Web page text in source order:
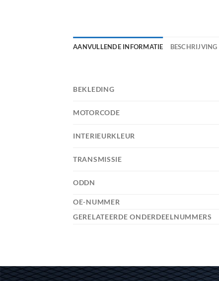
AANVULLENDE INFORMATIE BESCHRIJVING
BEKLEDING
MOTORCODE
INTERIEURKLEUR
TRANSMISSIE
ODDN
OE-NUMMER
GERELATEERDE ONDERDEELNUMMERS